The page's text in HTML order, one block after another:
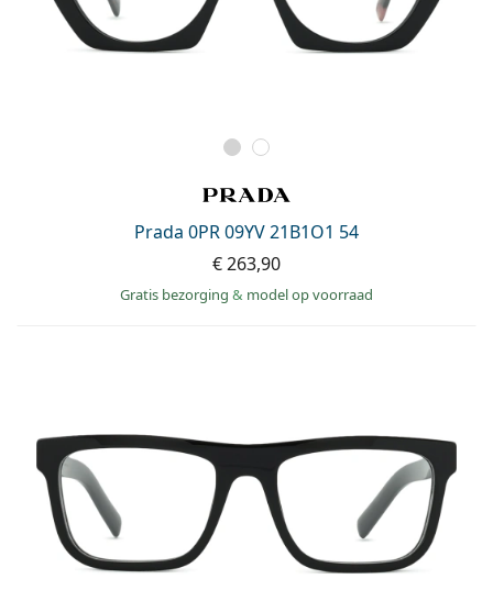
Prada 0PR 09YV 21B1O1 54
€ 263,90
Gratis bezorging & model op voorraad